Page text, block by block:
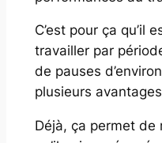
C’est pour ça qu’il
travailler par
de pauses
plusieurs
Déjà, ça permet de